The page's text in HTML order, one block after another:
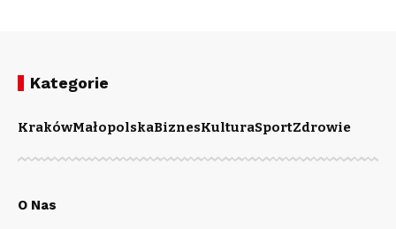
Kategorie
KrakówMałopolskaBiznesKulturaSportZdrowie
O Nas